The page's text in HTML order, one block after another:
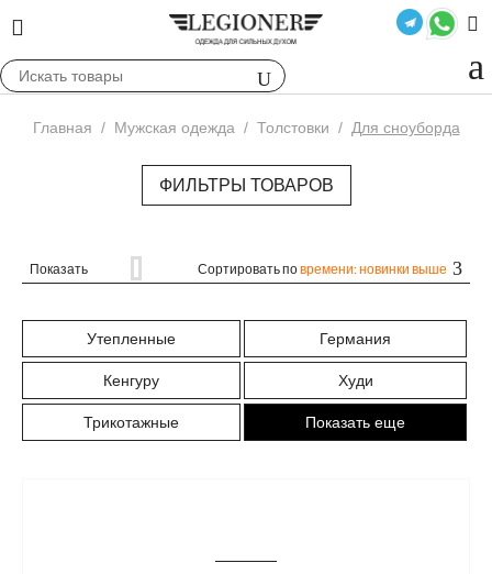
Главная / Мужская одежда / Толстовки / Для сноуборда
ФИЛЬТРЫ ТОВАРОВ
Показать Сортировать повремени: новинки выше
Утепленные Германия
Кенгуру Худи
Трикотажные Показать еще